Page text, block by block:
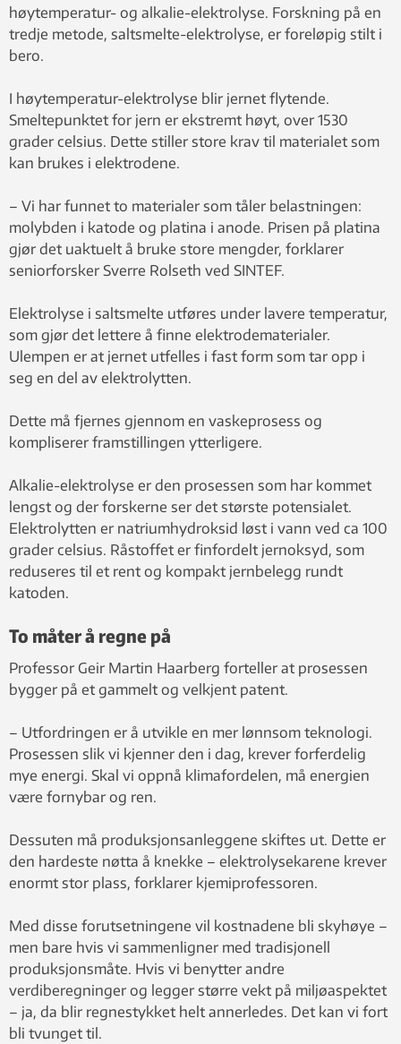
høytemperatur- og alkalie-elektrolyse. Forskning på en
tredje metode, saltsmelte-elektrolyse, er foreløpig stilt i
bero.
I høytemperatur-elektrolyse blir jernet flytende.
Smeltepunktet for jern er ekstremt høyt, over 1530
grader celsius. Dette stiller store krav til materialet som
kan brukes i elektrodene.
– Vi har funnet to materialer som tåler belastningen:
molybden i katode og platina i anode. Prisen på platina
gjør det uaktuelt å bruke store mengder, forklarer
seniorforsker Sverre Rolseth ved SINTEF.
Elektrolyse i saltsmelte utføres under lavere temperatur,
som gjør det lettere å finne elektrodematerialer.
Ulempen er at jernet utfelles i fast form som tar opp i
seg en del av elektrolytten.
Dette må fjernes gjennom en vaskeprosess og
kompliserer framstillingen ytterligere.
Alkalie-elektrolyse er den prosessen som har kommet
lengst og der forskerne ser det største potensialet.
Elektrolytten er natriumhydroksid løst i vann ved ca 100
grader celsius. Råstoffet er finfordelt jernoksyd, som
reduseres til et rent og kompakt jernbelegg rundt
katoden.
To måter å regne på
Professor Geir Martin Haarberg forteller at prosessen
bygger på et gammelt og velkjent patent.
– Utfordringen er å utvikle en mer lønnsom teknologi.
Prosessen slik vi kjenner den i dag, krever forferdelig
mye energi. Skal vi oppnå klimafordelen, må energien
være fornybar og ren.
Dessuten må produksjonsanleggene skiftes ut. Dette er
den hardeste nøtta å knekke – elektrolysekarene krever
enormt stor plass, forklarer kjemiprofessoren.
Med disse forutsetningene vil kostnadene bli skyhøye –
men bare hvis vi sammenligner med tradisjonell
produksjonsmåte. Hvis vi benytter andre
verdiberegninger og legger større vekt på miljøaspektet
– ja, da blir regnestykket helt annerledes. Det kan vi fort
bli tvunget til.